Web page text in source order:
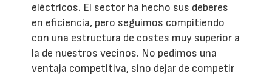
eléctricos. El sector ha hecho sus deberes
en eficiencia, pero seguimos compitiendo
con una estructura de costes muy superior a
la de nuestros vecinos. No pedimos una
ventaja competitiva, sino dejar de competir